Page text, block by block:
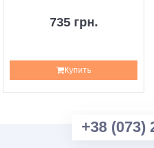
735 грн.
Купить
+38 (073)